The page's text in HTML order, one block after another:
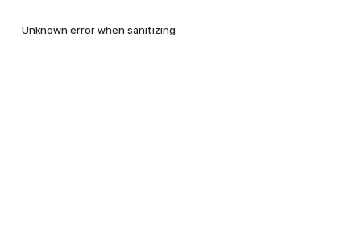
Unknown error when sanitizing